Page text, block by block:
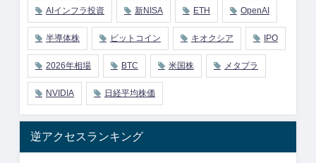
AIインフラ投資 新NISA ETH OpenAI
半導体株 ビットコイン キオクシア IPO
2026年相場 BTC 米国株 メタプラ
NVIDIA 日経平均株価
逆アクセスランキング